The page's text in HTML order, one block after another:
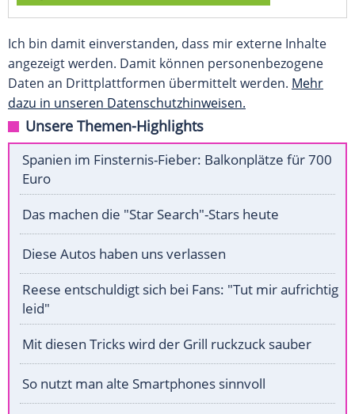
Ich bin damit einverstanden, dass mir externe Inhalte
angezeigt werden. Damit können personenbezogene
Daten an Drittplattformen übermittelt werden. Mehr
dazu in unseren Datenschutzhinweisen.
Unsere Themen-Highlights
Spanien im Finsternis-Fieber: Balkonplätze für 700
Euro
Das machen die "Star Search"-Stars heute
Diese Autos haben uns verlassen
Reese entschuldigt sich bei Fans: "Tut mir aufrichtig
leid"
Mit diesen Tricks wird der Grill ruckzuck sauber
So nutzt man alte Smartphones sinnvoll